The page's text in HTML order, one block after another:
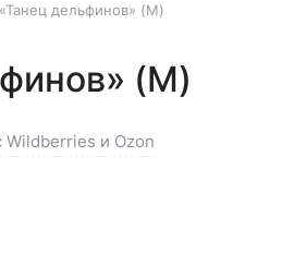
дельфинов» (M)
(M)
Wildberries и Ozon